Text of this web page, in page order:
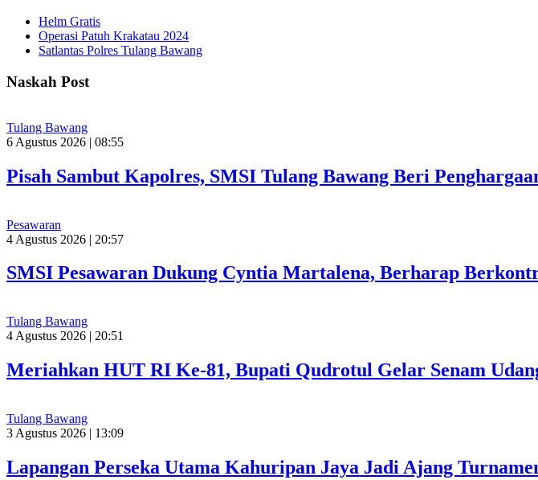
Helm Gratis
Operasi Patuh Krakatau 2024
Satlantas Polres Tulang Bawang
Naskah Post
Tulang Bawang
6 Agustus 2026 | 08:55
Pisah Sambut Kapolres, SMSI Tulang Bawang Beri
Pesawaran
4 Agustus 2026 | 20:57
SMSI Pesawaran Dukung Cyntia Martalena, Berharap
Tulang Bawang
4 Agustus 2026 | 20:51
Meriahkan HUT RI Ke-81, Bupati Qudrotul Gelar Senam
Tulang Bawang
3 Agustus 2026 | 13:09
Lapangan Perseka Utama Kahuripan Jaya Jadi Ajang